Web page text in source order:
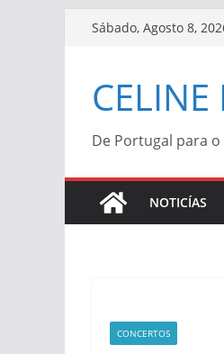
Sábado, Agosto 8,
De Portugal para
NOTICÍAS
CONCERTOS